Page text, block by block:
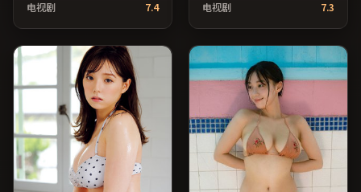
现实压力与理想执念相互拉
扯；由娄烨执导，亚当·德
赖弗、妻夫木聪、役所广司
等主演，泰国出品，喜剧类
型，2023年上映 / 2023年2
月2日于泰国地区院线首映，
网络平台同步更新片源。影
片信息含剧情简介与主创阵
容，便于检索与比对。（国
产影视资源大全免费条目索
引，支持片名与演员交叉检
索。）
电视剧 7.4
（国产影视资源大全免费条
电视剧 7.3